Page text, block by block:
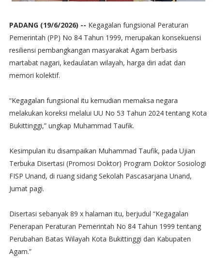
PADANG (19/6/2026) -- Kegagalan fungsional Peraturan
Pemerintah (PP) No 84 Tahun 1999, merupakan konsekuensi
resiliensi pembangkangan masyarakat Agam berbasis
martabat nagari, kedaulatan wilayah, harga diri adat dan
memori kolektif.
“Kegagalan fungsional itu kemudian memaksa negara
melakukan koreksi melalui UU No 53 Tahun 2024 tentang Kota
Bukittinggi,” ungkap Muhammad Taufik.
Kesimpulan itu disampaikan Muhammad Taufik, pada Ujian
Terbuka Disertasi (Promosi Doktor) Program Doktor Sosiologi
FISP Unand, di ruang sidang Sekolah Pascasarjana Unand,
Jumat pagi.
Disertasi sebanyak 89 x halaman itu, berjudul “Kegagalan
Penerapan Peraturan Pemerintah No 84 Tahun 1999 tentang
Perubahan Batas Wilayah Kota Bukittinggi dan Kabupaten
Agam.”